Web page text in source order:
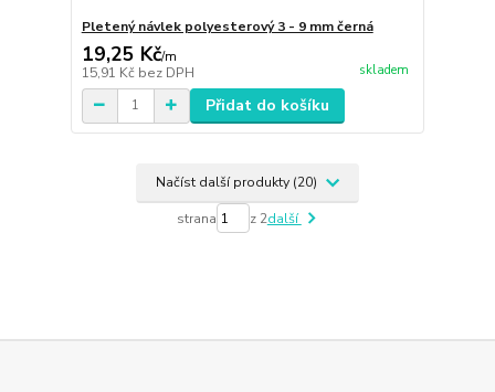
Pletený návlek polyesterový 3 - 9 mm černá
19,25 Kč/m
15,91 Kč bez DPH skladem
Přidat do košíku
Načíst další produkty (20)
strana z 2další